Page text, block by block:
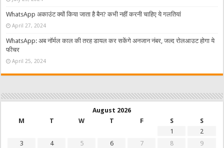
WhatsApp अकाउंट क्यों किया जाता है बैन? कभी नहीं करनी चाहिए ये गलतियां
April 27, 2024
WhatsApp: अब नॉर्मल काल की तरह डायल कर सकेंगे अनजान नंबर, जल्द रोलआउट होगा ये
फीचर
April 25, 2024
August 2026
M
T W T F S
S
1
2
3
4 5 6 7 8 9